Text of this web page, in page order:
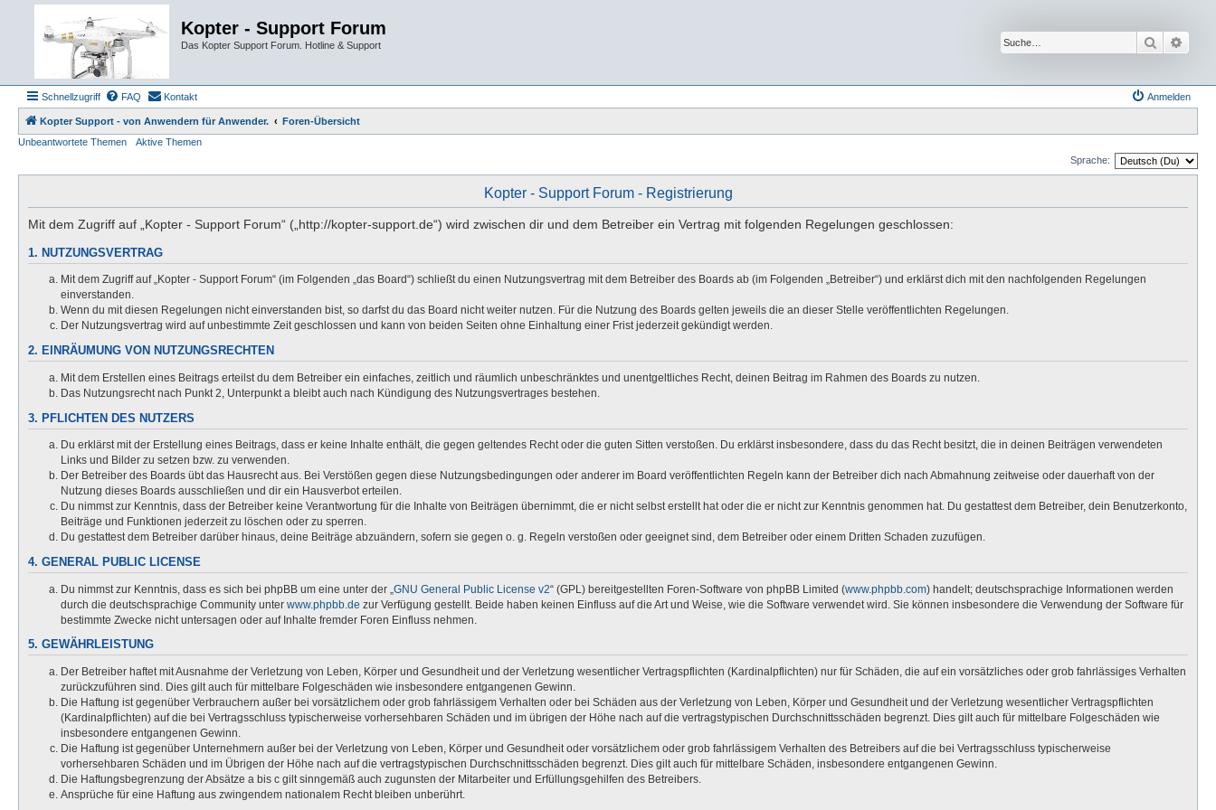
Kopter - Support Forum
Das Kopter Support Forum. Hotline & Support Suche
Schnellzugriff FAQ Kontakt Anmelden
Kopter Support - von Anwendern für Anwender.
Foren-Übersicht
Unbeantwortete Themen
Aktive Themen
Sprache:
Kopter - Support Forum - Registrierung
Mit dem Zugriff auf „Kopter - Support Forum“ („http://kopter-support.de“) wird zwischen dir und dem Betreiber ein Vertrag mit folgenden Regelungen geschlossen:
1. NUTZUNGSVERTRAG
Mit dem Zugriff auf „Kopter - Support Forum“ (im Folgenden „das Board“) schließt du einen Nutzungsvertrag mit dem Betreiber des Boards ab (im Folgenden „Betreiber“) und erklärst dich mit den nachfolgenden Regelungen
einverstanden.
Wenn du mit diesen Regelungen nicht einverstanden bist, so darfst du das Board nicht weiter nutzen. Für die Nutzung des Boards gelten jeweils die an dieser Stelle veröffentlichten Regelungen.
Der Nutzungsvertrag wird auf unbestimmte Zeit geschlossen und kann von beiden Seiten ohne Einhaltung einer Frist jederzeit gekündigt werden.
2. EINRÄUMUNG VON NUTZUNGSRECHTEN
Mit dem Erstellen eines Beitrags erteilst du dem Betreiber ein einfaches, zeitlich und räumlich unbeschränktes und unentgeltliches Recht, deinen Beitrag im Rahmen des Boards zu nutzen.
Das Nutzungsrecht nach Punkt 2, Unterpunkt a bleibt auch nach Kündigung des Nutzungsvertrages bestehen.
3. PFLICHTEN DES NUTZERS
Du erklärst mit der Erstellung eines Beitrags, dass er keine Inhalte enthält, die gegen geltendes Recht oder die guten Sitten verstoßen. Du erklärst insbesondere, dass du das Recht besitzt, die in deinen Beiträgen verwendeten
Links und Bilder zu setzen bzw. zu verwenden.
Der Betreiber des Boards übt das Hausrecht aus. Bei Verstößen gegen diese Nutzungsbedingungen oder anderer im Board veröffentlichten Regeln kann der Betreiber dich nach Abmahnung zeitweise oder dauerhaft von der
Nutzung dieses Boards ausschließen und dir ein Hausverbot erteilen.
Du nimmst zur Kenntnis, dass der Betreiber keine Verantwortung für die Inhalte von Beiträgen übernimmt, die er nicht selbst erstellt hat oder die er nicht zur Kenntnis genommen hat. Du gestattest dem Betreiber, dein Benutzerkonto,
Beiträge und Funktionen jederzeit zu löschen oder zu sperren.
Du gestattest dem Betreiber darüber hinaus, deine Beiträge abzuändern, sofern sie gegen o. g. Regeln verstoßen oder geeignet sind, dem Betreiber oder einem Dritten Schaden zuzufügen.
4. GENERAL PUBLIC LICENSE
Du nimmst zur Kenntnis, dass es sich bei phpBB um eine unter der „ GNU General Public License v2“ (GPL) bereitgestellten Foren-Software von phpBB Limited (www.phpbb.com) handelt; deutschsprachige Informationen werden
durch die deutschsprachige Community unter www.phpbb.de zur Verfügung gestellt. Beide haben keinen Einfluss auf die Art und Weise, wie die Software verwendet wird. Sie können insbesondere die Verwendung der Software für
bestimmte Zwecke nicht untersagen oder auf Inhalte fremder Foren Einfluss nehmen.
5. GEWÄHRLEISTUNG
Der Betreiber haftet mit Ausnahme der Verletzung von Leben, Körper und Gesundheit und der Verletzung wesentlicher Vertragspflichten (Kardinalpflichten) nur für Schäden, die auf ein vorsätzliches oder grob fahrlässiges Verhalten
zurückzuführen sind. Dies gilt auch für mittelbare Folgeschäden wie insbesondere entgangenen Gewinn.
Die Haftung ist gegenüber Verbrauchern außer bei vorsätzlichem oder grob fahrlässigem Verhalten oder bei Schäden aus der Verletzung von Leben, Körper und Gesundheit und der Verletzung wesentlicher Vertragspflichten
(Kardinalpflichten) auf die bei Vertragsschluss typischerweise vorhersehbaren Schäden und im übrigen der Höhe nach auf die vertragstypischen Durchschnittsschäden begrenzt. Dies gilt auch für mittelbare Folgeschäden wie
insbesondere entgangenen Gewinn.
Die Haftung ist gegenüber Unternehmern außer bei der Verletzung von Leben, Körper und Gesundheit oder vorsätzlichem oder grob fahrlässigem Verhalten des Betreibers auf die bei Vertragsschluss typischerweise
vorhersehbaren Schäden und im Übrigen der Höhe nach auf die vertragstypischen Durchschnittsschäden begrenzt. Dies gilt auch für mittelbare Schäden, insbesondere entgangenen Gewinn.
Die Haftungsbegrenzung der Absätze a bis c gilt sinngemäß auch zugunsten der Mitarbeiter und Erfüllungsgehilfen des Betreibers.
Ansprüche für eine Haftung aus zwingendem nationalem Recht bleiben unberührt.